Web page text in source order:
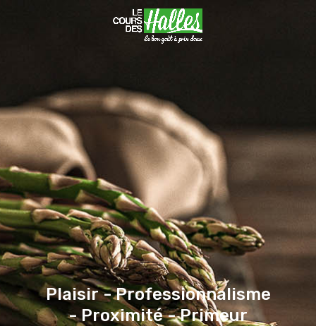
Hit enter to search or ESC to close
Plaisir - Professionnalisme
- Proximité - Primeur